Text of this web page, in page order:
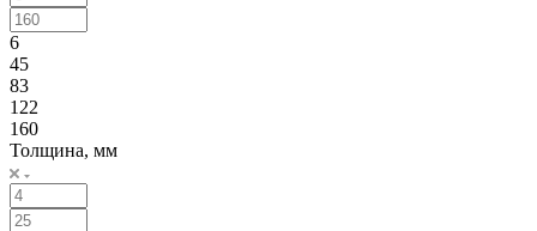
6
45
83
122
160
Толщина, мм